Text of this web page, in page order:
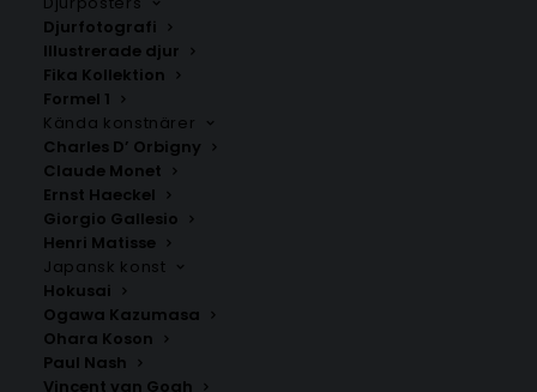
Djurfotografi
Illustrerade djur
Fika Kollektion
Formel 1
Kända konstnärer
Charles D’ Orbigny
Claude Monet
Ernst Haeckel
Giorgio Gallesio
Henri Matisse
Japansk konst
Hokusai
Ogawa Kazumasa
Ohara Koson
Paul Nash
Vincent van Gogh
Stjärnbild Oxen – grå
Fr.149.00kr